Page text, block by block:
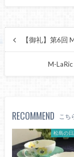
【御礼】第6回
M-
RECOMMEND こち
松島の